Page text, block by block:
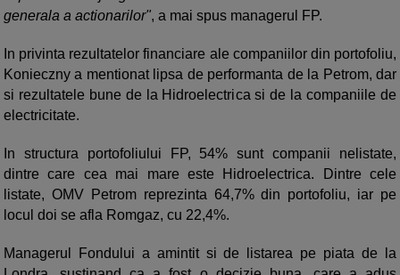
generala a actionarilor", a mai spus managerul FP.
In privinta rezultatelor financiare ale companiilor din portofoliu,
Konieczny a mentionat lipsa de performanta de la Petrom, dar
si rezultatele bune de la Hidroelectrica si de la companiile de
electricitate.
In structura portofoliului FP, 54% sunt companii nelistate,
dintre care cea mai mare este Hidroelectrica. Dintre cele
listate, OMV Petrom reprezinta 64,7% din portofoliu, iar pe
locul doi se afla Romgaz, cu 22,4%.
Managerul Fondului a amintit si de listarea pe piata de la